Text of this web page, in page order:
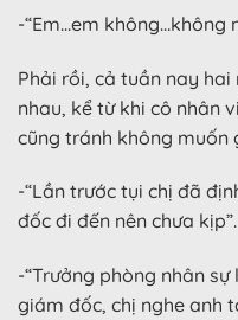
-“Em…em không…không
Phải rồi, cả tuần nay
nhau, kể từ khi cô nhân
cũng tránh không muốn
-“Lần trước tụi chị đã
đốc đi đến nên chưa kịp”.
-“Trưởng phòng nhân
giám đốc, chị nghe anh